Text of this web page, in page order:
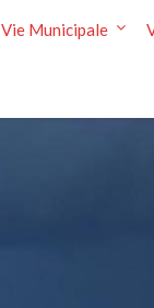
Vie Municipale